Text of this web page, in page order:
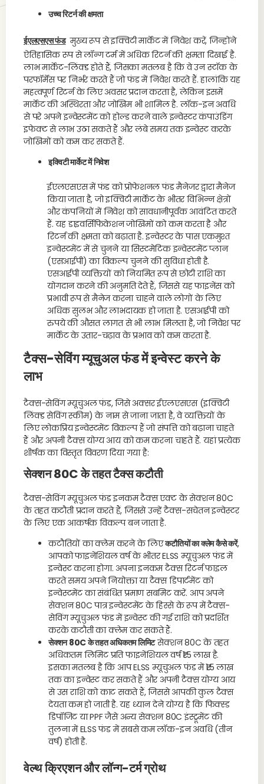
उच्च रिटर्न की क्षमता
ईएलएसएस फंडमुख्य रूप से इक्विटी मार्केट में निवेश करें, जिन्होंने
ऐतिहासिक रूप से लॉन्ग टर्म में अधिक रिटर्न की क्षमता दिखाई है.
लाभ मार्केट-लिंक्ड होते हैं, जिसका मतलब है कि वे उन स्टॉक के
परफॉर्मेंस पर निर्भर करते हैं जो फंड में निवेश करते हैं. हालांकि यह
महत्वपूर्ण रिटर्न के लिए अवसर प्रदान करता है, लेकिन इसमें
मार्केट की अस्थिरता और जोखिम भी शामिल है. लॉक-इन अवधि
से परे अपने इन्वेस्टमेंट को होल्ड करने वाले इन्वेस्टर कंपाउंडिंग
इफेक्ट से लाभ उठा सकते हैं और लंबे समय तक इन्वेस्ट करके
जोखिमों को कम कर सकते हैं.
इक्विटी मार्केट में निवेश
ईएलएसएस में फंड को प्रोफेशनल फंड मैनेजर द्वारा मैनेज
किया जाता है, जो इक्विटी मार्केट के भीतर विभिन्न क्षेत्रों
और कंपनियों में निवेश को सावधानीपूर्वक आवंटित करते
हैं. यह डाइवर्सिफिकेशन जोखिमों को कम करता है और
रिटर्न की क्षमता को बढ़ाता है. इन्वेस्टर के पास एकमुश्त
इन्वेस्टमेंट में से चुनने या सिस्टमेटिक इन्वेस्टमेंट प्लान
(एसआईपी) का विकल्प चुनने की सुविधा होती है.
एसआईपी व्यक्तियों को नियमित रूप से छोटी राशि का
योगदान करने की अनुमति देते हैं, जिससे यह फाइनेंस को
प्रभावी रूप से मैनेज करना चाहने वाले लोगों के लिए
अधिक सुलभ और लाभदायक हो जाता है. एसआईपी को
रुपये की औसत लागत से भी लाभ मिलता है, जो निवेश पर
मार्केट के उतार-चढ़ाव के प्रभाव को कम करता है.
टैक्स-सेविंग म्यूचुअल फंड में इन्वेस्ट करने के
लाभ
टैक्स-सेविंग म्यूचुअल फंड, जिसे अक्सर ईएलएसएस (इक्विटी
लिंक्ड सेविंग स्कीम) के नाम से जाना जाता है, वे व्यक्तियों के
लिए लोकप्रिय इन्वेस्टमेंट विकल्प हैं जो संपत्ति को बढ़ाना चाहते
हैं और अपनी टैक्स योग्य आय को कम करना चाहते हैं. यहां प्रत्येक
शीर्षक का विस्तृत विवरण दिया गया है:
सेक्शन 80C के तहत टैक्स कटौती
टैक्स-सेविंग म्यूचुअल फंड इनकम टैक्स एक्ट के सेक्शन 80C
के तहत कटौती प्रदान करते हैं, जिससे उन्हें टैक्स-सचेतन इन्वेस्टर
के लिए एक आकर्षक विकल्प बन जाता है.
कटौतियों का क्लेम करने के लिएकटौतियों का क्लेम कैसे करें,
आपको फाइनेंशियल वर्ष के भीतर ELSS म्यूचुअल फंड में
इन्वेस्ट करना होगा. अपना इनकम टैक्स रिटर्न फाइल
करते समय अपने नियोक्ता या टैक्स डिपार्टमेंट को
इन्वेस्टमेंट का संबंधित प्रमाण सबमिट करें. आप अपने
सेक्शन 80C पात्र इन्वेस्टमेंट के हिस्से के रूप में टैक्स-
सेविंग म्यूचुअल फंड में इन्वेस्ट की गई राशि को प्रदर्शित
करके कटौती का क्लेम कर सकते हैं.
सेक्शन 80C के तहत अधिकतम लिमिटसेक्शन 80C के तहत
अधिकतम लिमिट प्रति फाइनेंशियल वर्ष ₹1.5 लाख है.
इसका मतलब है कि आप ELSS म्यूचुअल फंड में ₹1.5 लाख
तक का इन्वेस्ट कर सकते हैं और अपनी टैक्स योग्य आय
से उस राशि को काट सकते हैं, जिससे आपकी कुल टैक्स
देयता कम हो जाती है. यह ध्यान देने योग्य है कि फिक्स्ड
डिपॉजिट या PPF जैसे अन्य सेक्शन 80C इंस्ट्रूमेंट की
तुलना में ELSS फंड में सबसे कम लॉक-इन अवधि (तीन
वर्ष) होती है.
वेल्थ क्रिएशनऔर लॉन्ग-टर्म ग्रोथ